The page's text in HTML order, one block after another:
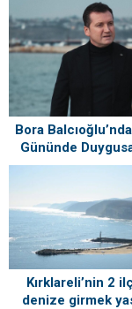
Bora
Gününde
“Silivri’mi Çok
Kırklareli’nin 2
denize girmek